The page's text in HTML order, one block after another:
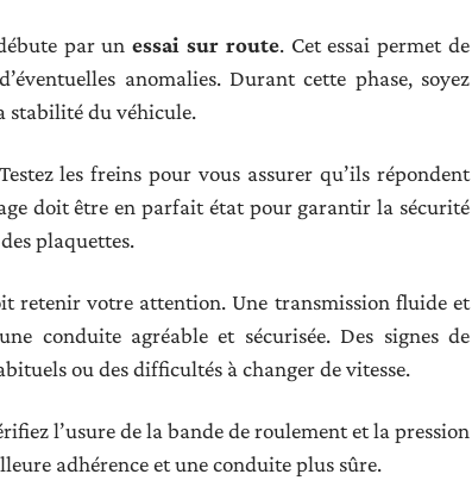
par unessai sur route. Cet essai permet de
anomalies. Durant cette phase, soyez
stabilité du véhicule.
les freins pour vous assurer qu’ils répondent
doit être en parfait état pour garantir la sécurité
plaquettes.
retenir votre attention. Une transmission fluide et
conduite agréable et sécurisée. Des signes de
ou des difficultés à changer de vitesse.
l’usure de la bande de roulement et la pression
adhérence et une conduite plus sûre.